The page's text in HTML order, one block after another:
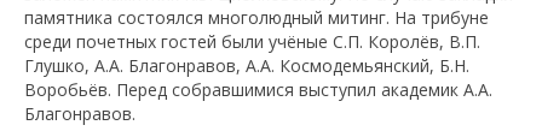
памятника состоялся многолюдный митинг. На трибуне
среди почетных гостей были учёные С.П. Королёв, В.П.
Глушко, А.А. Благонравов, А.А. Космодемьянский, Б.Н.
Воробьёв. Перед собравшимися выступил академик А.А.
Благонравов.